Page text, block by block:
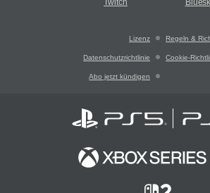
Twitch
Lizenz Regeln &
Datenschutzrichtlinie Cookie-
Abo jetzt kündigen